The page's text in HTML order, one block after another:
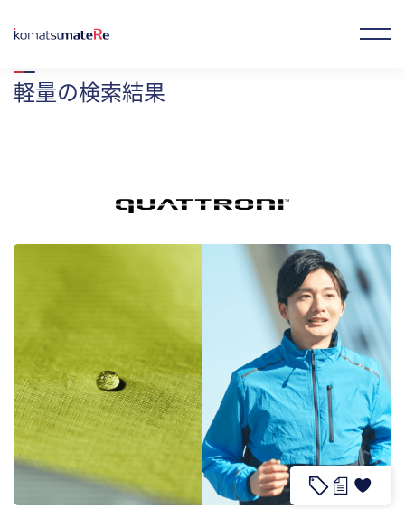
製品情報
研究開発
サステナビリティ
軽量の検索結果